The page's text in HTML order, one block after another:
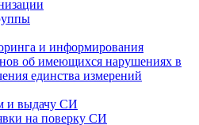
и информирования
об имеющихся нарушениях в
единства измерений
и выдачу СИ
на поверку СИ